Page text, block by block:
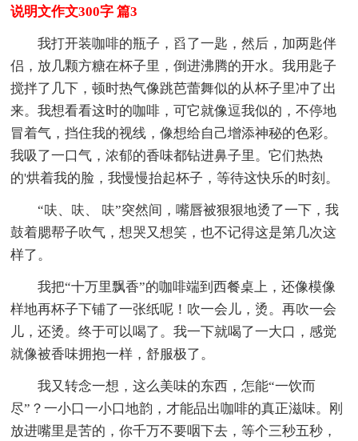
说明文作文300字 篇3
我打开装咖啡的瓶子，舀了一匙，然后，加两匙伴
侣，放几颗方糖在杯子里，倒进沸腾的开水。我用匙子
搅拌了几下，顿时热气像跳芭蕾舞似的从杯子里冲了出
来。我想看看这时的咖啡，可它就像逗我似的，不停地
冒着气，挡住我的视线，像想给自己增添神秘的色彩。
我吸了一口气，浓郁的香味都钻进鼻子里。它们热热
的'烘着我的脸，我慢慢抬起杯子，等待这快乐的时刻。
“呋、呋、 呋”突然间，嘴唇被狠狠地烫了一下，我
鼓着腮帮子吹气，想哭又想笑，也不记得这是第几次这
样了。
我把“十万里飘香”的咖啡端到西餐桌上，还像模像
样地再杯子下铺了一张纸呢！吹一会儿，烫。再吹一会
儿，还烫。终于可以喝了。我一下就喝了一大口，感觉
就像被香味拥抱一样，舒服极了。
我又转念一想，这么美味的东西，怎能“一饮而
尽”？一小口一小口地韵，才能品出咖啡的真正滋味。刚
放进嘴里是苦的，你千万不要咽下去，等个三秒五秒，